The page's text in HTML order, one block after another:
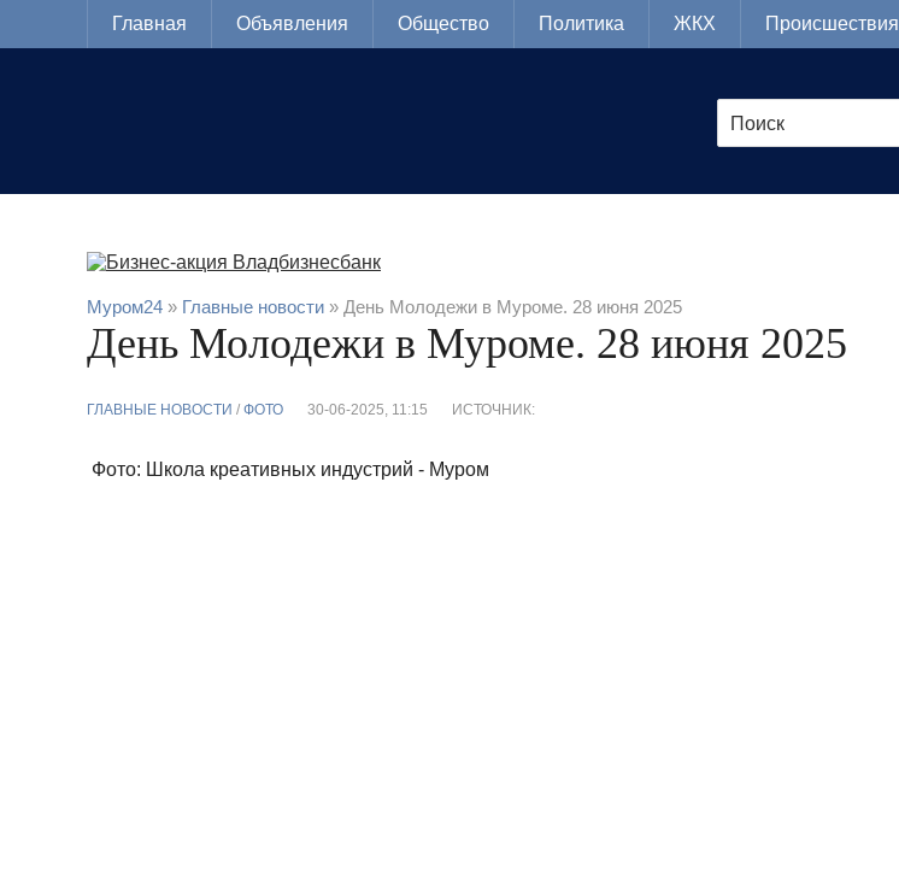
Главная Объявления Общество Политика ЖКХ Происшествия
Муром24 » Главные новости » День Молодежи в Муроме. 28 июня 2025
День Молодежи в Муроме. 28 июня 2025
ГЛАВНЫЕ НОВОСТИ / ФОТО 30-06-2025, 11:15 ИСТОЧНИК:
Фото: Школа креативных индустрий - Муром